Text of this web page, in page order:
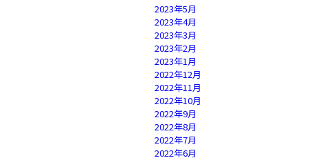
2023年5月
2023年4月
2023年3月
2023年2月
2023年1月
2022年12月
2022年11月
2022年10月
2022年9月
2022年8月
2022年7月
2022年6月